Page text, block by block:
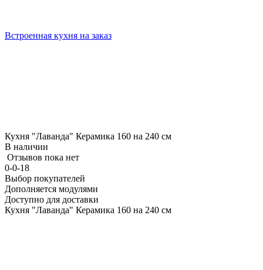
Встроенная кухня на заказ
Кухня "Лаванда" Керамика 160 на 240 см
В наличии
Отзывов пока нет
0-0-18
Выбор покупателей
Дополняется модулями
Доступно для доставки
Кухня "Лаванда" Керамика 160 на 240 см